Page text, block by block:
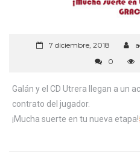
7 diciembre, 2018
0
Galán y el CD Utrera llegan a un
contrato del jugador.
¡Mucha suerte en tu nueva etapa!